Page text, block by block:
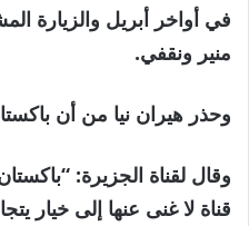
في أواخر أبريل والزيارة
منير ونقفي.
وحذر هيران نيا من أن
وقال لقناة الجزيرة:
قناة لا غنى عنها إلى خيار